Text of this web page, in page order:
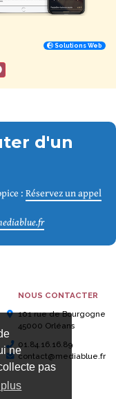
ne
pas
Solutions Web
d'un
:Réservez un appel
NOUS CONTACTER
101 rue de Bourgogne
45000 Orléans
01.84.16.16.89
contact@mediablue.fr